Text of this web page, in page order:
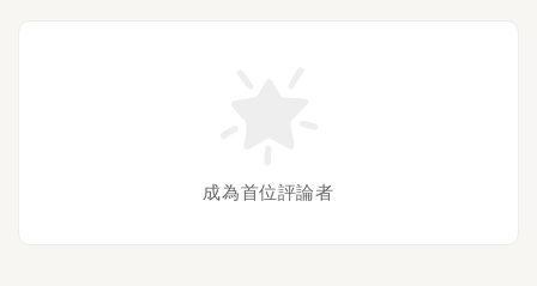
成為首位評論者